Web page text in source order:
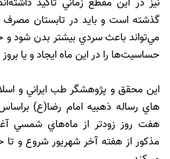
نيز در اين مقطع زماني تاکيد
گذشته است و بايد در تابستان
مي‌تواند باعث سردي بيشتر بدن شود و
حساسيت‌ها را در اين ماه ايجاد و يا
اين محقق و پژوهشگر طب ايراني و
هاي رساله ذهبيه امام رضا(ع)
هفت روز زودتر از ماه‌هاي شمسي
مذکور از هفته آخر شهريور شروع و